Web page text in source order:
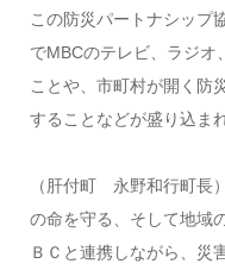
この防災パートナシップ
でMBCのテレビ、ラジオ
ことや、市町村が開く防
することなどが盛り込ま
（肝付町 永野和行町長
の命を守る、そして地域
ＢＣと連携しながら、災